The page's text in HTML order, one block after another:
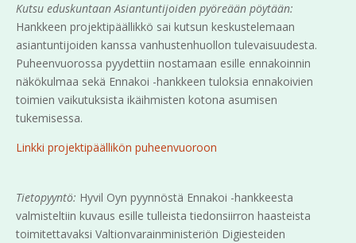
Kutsu eduskuntaan Asiantuntijoiden pyöreään pöytään:
Hankkeen projektipäällikkö sai kutsun keskustelemaan
asiantuntijoiden kanssa vanhustenhuollon tulevaisuudesta.
Puheenvuorossa pyydettiin nostamaan esille ennakoinnin
näkökulmaa sekä Ennakoi -hankkeen tuloksia ennakoivien
toimien vaikutuksista ikäihmisten kotona asumisen
tukemisessa.
Linkki projektipäällikön puheenvuoroon
Tietopyyntö: Hyvil Oyn pyynnöstä Ennakoi -hankkeesta
valmisteltiin kuvaus esille tulleista tiedonsiirron haasteista
toimitettavaksi Valtionvarainministeriön Digiesteiden